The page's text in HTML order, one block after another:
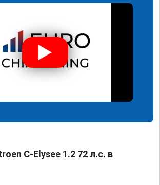
C-Elysee 1.2 72 л.с. в